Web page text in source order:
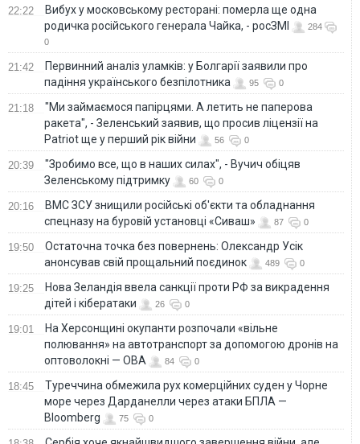
22:22
Вибух у московському ресторані: померла ще одна
родичка російського генерала Чайка, - росЗМІ
284
0
21:42
Первинний аналіз уламків: у Болгарії заявили про
падіння українського безпілотника
95 0
21:18
"Ми займаємося папірцями. А летить не паперова
ракета", - Зеленський заявив, що просив ліцензії на
Patriot ще у перший рік війни
56 0
20:39
"Зробимо все, що в наших силах", - Вучич обіцяв
Зеленському підтримку
60 0
20:16
ВМС ЗСУ знищили російські об'єкти та обладнання
спецназу на буровій установці «Сиваш»
87 0
19:50
Остаточна точка без повернень: Олександр Усік
анонсував свій прощальний поєдинок
489 0
19:25
Нова Зеландія ввела санкції проти РФ за викрадення
дітей і кібератаки
26 0
19:01
На Херсонщині окупанти розпочали «вільне
полювання» на автотранспорт за допомогою дронів на
оптоволокні — ОВА
84 0
18:45
Туреччина обмежила рух комерційних суден у Чорне
море через Дарданелли через атаки БПЛА —
Bloomberg
75 0